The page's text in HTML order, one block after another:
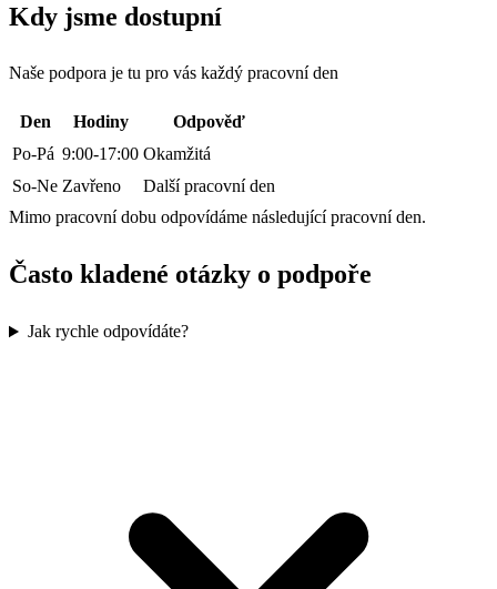
Kdy jsme dostupní
Naše podpora je tu pro vás každý pracovní den
Den Hodiny
Odpověď
Po-Pá 9:00-17:00 Okamžitá
So-Ne Zavřeno
Další pracovní den
Mimo pracovní dobu odpovídáme následující pracovní den.
Často kladené otázky o podpoře
Jak rychle odpovídáte?